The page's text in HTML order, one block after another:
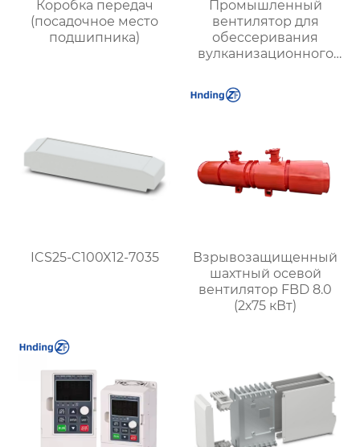
Коробка передач
(посадочное место
подшипника)
Промышленный
вентилятор для
обессеривания
вулканизационного
наличии на складе
ICS25-C100X12-7035
Взрывозащищенный
шахтный осевой
вентилятор FBD 8.0
(2х75 кВт)